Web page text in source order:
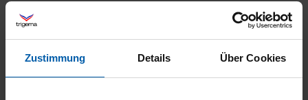
Zustimmung Details Über Cookies
Tolles Tshirt alles echt top